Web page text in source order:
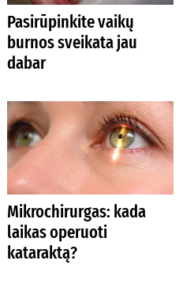
Pasirūpinkite vaikų
burnos sveikata jau
dabar
Mikrochirurgas: kada
laikas operuoti
kataraktą?